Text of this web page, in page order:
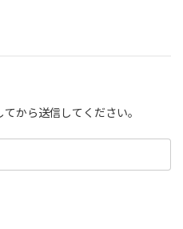
から送信してください。